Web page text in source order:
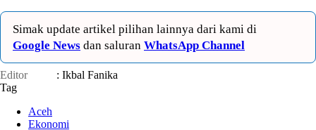
Simak update artikel pilihan lainnya dari kami di
Google News dan saluran WhatsApp Channel
Editor
: Ikbal Fanika
Tag
Aceh
Ekonomi